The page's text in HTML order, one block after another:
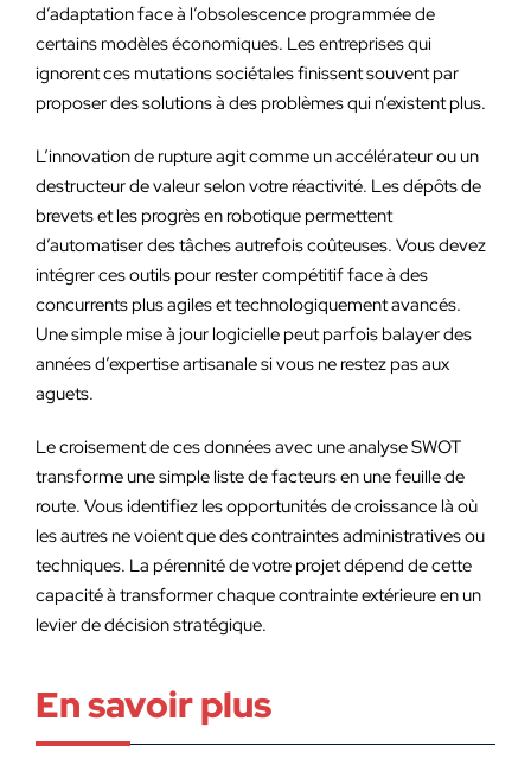
d’adaptation face à l’obsolescence programmée de
certains modèles économiques. Les entreprises qui
ignorent ces mutations sociétales finissent souvent par
proposer des solutions à des problèmes qui n’existent plus.
L’innovation de rupture agit comme un accélérateur ou un
destructeur de valeur selon votre réactivité. Les dépôts de
brevets et les progrès en robotique permettent
d’automatiser des tâches autrefois coûteuses. Vous devez
intégrer ces outils pour rester compétitif face à des
concurrents plus agiles et technologiquement avancés.
Une simple mise à jour logicielle peut parfois balayer des
années d’expertise artisanale si vous ne restez pas aux
aguets.
Le croisement de ces données avec une analyse SWOT
transforme une simple liste de facteurs en une feuille de
route. Vous identifiez les opportunités de croissance là où
les autres ne voient que des contraintes administratives ou
techniques. La pérennité de votre projet dépend de cette
capacité à transformer chaque contrainte extérieure en un
levier de décision stratégique.
En savoir plus